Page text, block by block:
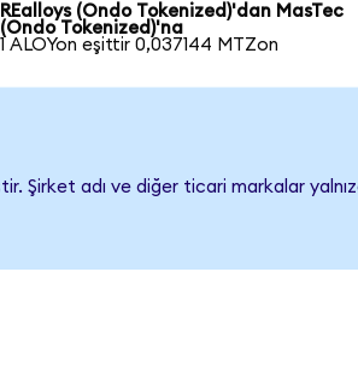
REalloys (Ondo Tokenized)'dan MasTec
(Ondo Tokenized)'na
1 ALOYon eşittir 0,037144 MTZon
Şirket adı ve diğer ticari markalar